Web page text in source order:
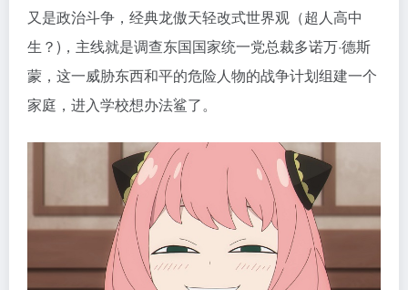
又是政治斗争，经典龙傲天轻改式世界观（超人高中
生？)，主线就是调查东国国家统一党总裁多诺万·德斯
蒙，这一威胁东西和平的危险人物的战争计划组建一个
家庭，进入学校想办法鲨了。